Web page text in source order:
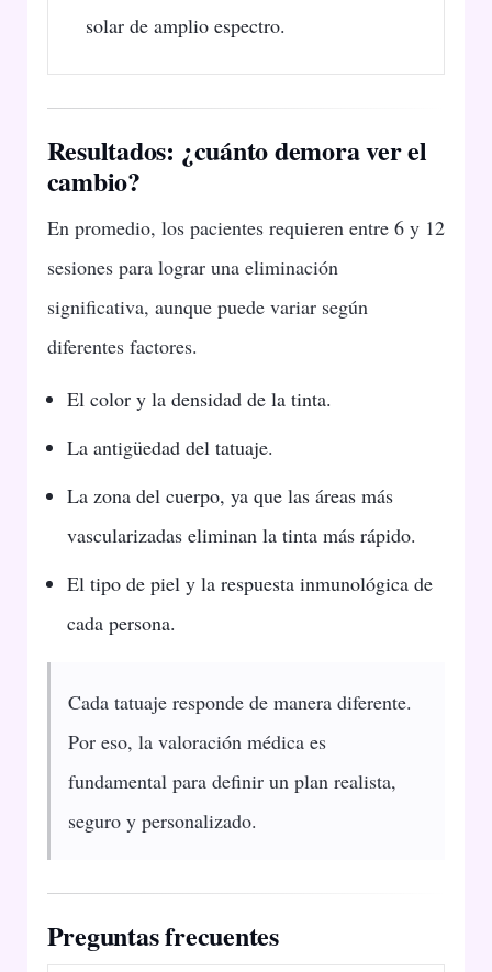
solar de amplio espectro.
Resultados: ¿cuánto demora ver el
cambio?
En promedio, los pacientes requieren entre 6 y 12
sesiones para lograr una eliminación
significativa, aunque puede variar según
diferentes factores.
El color y la densidad de la tinta.
La antigüedad del tatuaje.
La zona del cuerpo, ya que las áreas más
vascularizadas eliminan la tinta más rápido.
El tipo de piel y la respuesta inmunológica de
cada persona.
Cada tatuaje responde de manera diferente.
Por eso, la valoración médica es
fundamental para definir un plan realista,
seguro y personalizado.
Preguntas frecuentes